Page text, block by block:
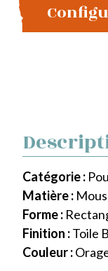
Catégorie :
Matière :
Forme :
Finition :Toile
Couleur :